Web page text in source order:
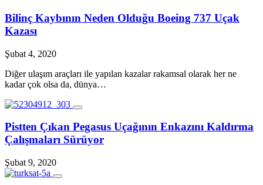
Bilinç Kaybının Neden Olduğu Boeing 737 Uçak
Kazası
Şubat 4, 2020
Diğer ulaşım araçları ile yapılan kazalar rakamsal olarak her ne
kadar çok olsa da, dünya…
Pistten Çıkan Pegasus Uçağının Enkazını Kaldırma
Çalışmaları Sürüyor
Şubat 9, 2020